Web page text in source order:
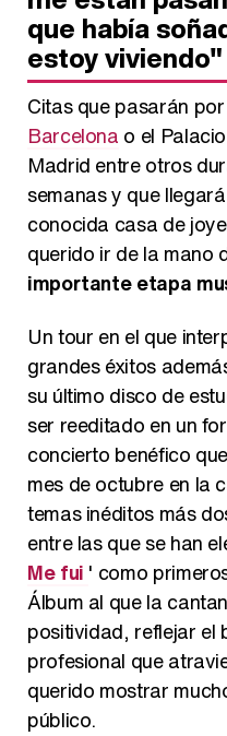
que había
estoy viviendo"
Citas que pasarán
Barcelona o el
Madrid entre otros
semanas y que
conocida casa de
querido ir de la mano
importante etapa
Un tour en el que
grandes éxitos
su último disco de
ser reeditado en un
concierto benéfico
mes de octubre en la
temas inéditos más
entre las que se han
Me fui ' como
Álbum al que la
positividad, reflejar el
profesional que
querido mostrar
público.